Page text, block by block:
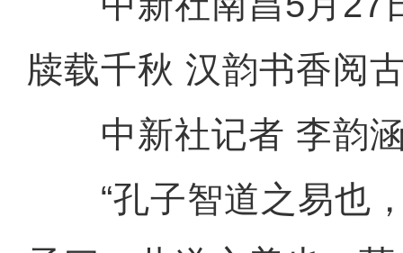
牍载千秋 汉韵书香阅
中新社记者 李韵
“孔子智道之易也，